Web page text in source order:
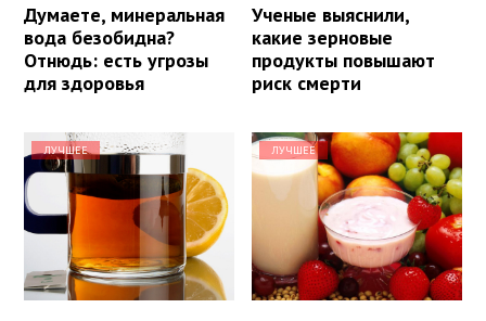
Думаете, минеральная
вода безобидна?
Отнюдь: есть угрозы
для здоровья
Ученые выяснили,
какие зерновые
продукты повышают
риск смерти
ЛУЧШЕЕ ЛУЧШЕЕ